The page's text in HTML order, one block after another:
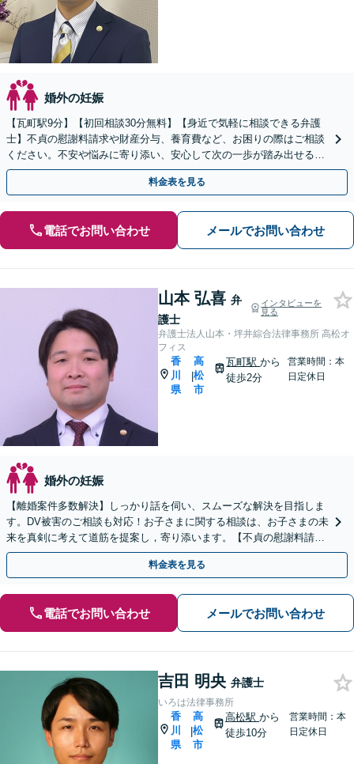
婚外の妊娠
【瓦町駅9分】【初回相談30分無料】【身近で気軽に相談できる弁護
士】不貞の慰謝料請求や財産分与、養育費など、お困りの際はご相談
ください。不安や悩みに寄り添い、安心して次の一歩が踏み出せるよ
うサポートします。【電話相談可】【休日・夜間対応】
料金表を見る
電話でお問い合わせ メールでお問い合わせ
山本 弘喜 弁
護士
インタビューを
見る
弁護士法人山本・坪井綜合法律事務所 高松オ
フィス
香
川
県
|
高
松
市
瓦町駅から
徒歩2分
営業時間：本
日定休日
婚外の妊娠
【離婚案件多数解決】しっかり話を伺い、スムーズな解決を目指しま
す。DV被害のご相談も対応！お子さまに関する相談は、お子さまの未
来を真剣に考えて道筋を提案し，寄り添います。【不貞の慰謝料請
求】相手の動きを予測しながら最善の解決を模索します。
料金表を見る
電話でお問い合わせ メールでお問い合わせ
吉田 明央 弁護士
いろは法律事務所
香
川
県
|
高
松
市
高松駅 から
徒歩10分
営業時間：本
日定休日